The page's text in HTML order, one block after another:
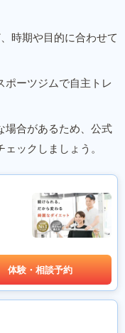
時期や目的に合わせて
ポーツジムで自主トレ
場合があるため、公式
ックしましょう。
体験・相談予約